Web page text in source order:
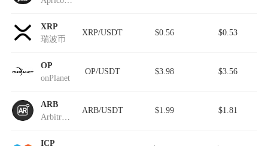
XRP
瑞波币
XRP/USDT $0.56 $0.53
OP
onPlanet
OP/USDT $3.98 $3.56
ARB
ARB/USDT $1.99 $1.81
ICP